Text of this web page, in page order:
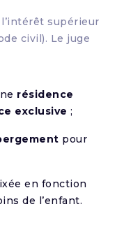
supérieur
civil). Le juge
résidence
exclusive ;
pour
en fonction
de l’enfant.